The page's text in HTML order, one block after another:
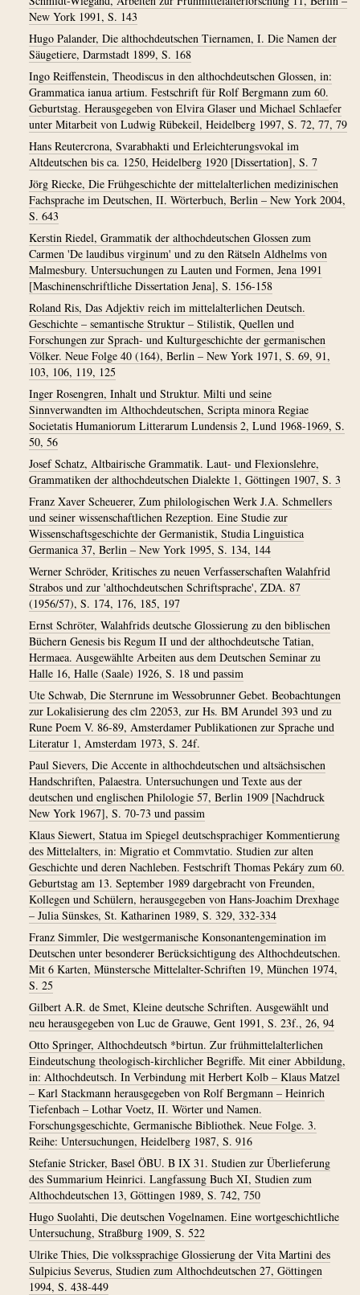
New York 1991, S. 143
Hugo Palander, Die althochdeutschen Tiernamen, I. Die Namen der
Säugetiere, Darmstadt 1899, S. 168
Ingo Reiffenstein, Theodiscus in den althochdeutschen Glossen, in:
Grammatica ianua artium. Festschrift für Rolf Bergmann zum 60.
Geburtstag. Herausgegeben von Elvira Glaser und Michael Schlaefer
unter Mitarbeit von Ludwig Rübekeil, Heidelberg 1997, S. 72, 77, 79
Hans Reutercrona, Svarabhakti und Erleichterungsvokal im
Altdeutschen bis ca. 1250, Heidelberg 1920 [Dissertation], S. 7
Jörg Riecke, Die Frühgeschichte der mittelalterlichen medizinischen
Fachsprache im Deutschen, II. Wörterbuch, Berlin – New York 2004,
S. 643
Kerstin Riedel, Grammatik der althochdeutschen Glossen zum
Carmen 'De laudibus virginum' und zu den Rätseln Aldhelms von
Malmesbury. Untersuchungen zu Lauten und Formen, Jena 1991
[Maschinenschriftliche Dissertation Jena], S. 156-158
Roland Ris, Das Adjektiv reich im mittelalterlichen Deutsch.
Geschichte – semantische Struktur – Stilistik, Quellen und
Forschungen zur Sprach- und Kulturgeschichte der germanischen
Völker. Neue Folge 40 (164), Berlin – New York 1971, S. 69, 91,
103, 106, 119, 125
Inger Rosengren, Inhalt und Struktur. Milti und seine
Sinnverwandten im Althochdeutschen, Scripta minora Regiae
Societatis Humaniorum Litterarum Lundensis 2, Lund 1968-1969, S.
50, 56
Josef Schatz, Altbairische Grammatik. Laut- und Flexionslehre,
Grammatiken der althochdeutschen Dialekte 1, Göttingen 1907, S. 3
Franz Xaver Scheuerer, Zum philologischen Werk J.A. Schmellers
und seiner wissenschaftlichen Rezeption. Eine Studie zur
Wissenschaftsgeschichte der Germanistik, Studia Linguistica
Germanica 37, Berlin – New York 1995, S. 134, 144
Werner Schröder, Kritisches zu neuen Verfasserschaften Walahfrid
Strabos und zur 'althochdeutschen Schriftsprache', ZDA. 87
(1956/57), S. 174, 176, 185, 197
Ernst Schröter, Walahfrids deutsche Glossierung zu den biblischen
Büchern Genesis bis Regum II und der althochdeutsche Tatian,
Hermaea. Ausgewählte Arbeiten aus dem Deutschen Seminar zu
Halle 16, Halle (Saale) 1926, S. 18 und passim
Ute Schwab, Die Sternrune im Wessobrunner Gebet. Beobachtungen
zur Lokalisierung des clm 22053, zur Hs. BM Arundel 393 und zu
Rune Poem V. 86-89, Amsterdamer Publikationen zur Sprache und
Literatur 1, Amsterdam 1973, S. 24f.
Paul Sievers, Die Accente in althochdeutschen und altsächsischen
Handschriften, Palaestra. Untersuchungen und Texte aus der
deutschen und englischen Philologie 57, Berlin 1909 [Nachdruck
New York 1967], S. 70-73 und passim
Klaus Siewert, Statua im Spiegel deutschsprachiger Kommentierung
des Mittelalters, in: Migratio et Commvtatio. Studien zur alten
Geschichte und deren Nachleben. Festschrift Thomas Pekáry zum 60.
Geburtstag am 13. September 1989 dargebracht von Freunden,
Kollegen und Schülern, herausgegeben von Hans-Joachim Drexhage
– Julia Sünskes, St. Katharinen 1989, S. 329, 332-334
Franz Simmler, Die westgermanische Konsonantengemination im
Deutschen unter besonderer Berücksichtigung des Althochdeutschen.
Mit 6 Karten, Münstersche Mittelalter-Schriften 19, München 1974,
S. 25
Gilbert A.R. de Smet, Kleine deutsche Schriften. Ausgewählt und
neu herausgegeben von Luc de Grauwe, Gent 1991, S. 23f., 26, 94
Otto Springer, Althochdeutsch *birtun. Zur frühmittelalterlichen
Eindeutschung theologisch-kirchlicher Begriffe. Mit einer Abbildung,
in: Althochdeutsch. In Verbindung mit Herbert Kolb – Klaus Matzel
– Karl Stackmann herausgegeben von Rolf Bergmann – Heinrich
Tiefenbach – Lothar Voetz, II. Wörter und Namen.
Forschungsgeschichte, Germanische Bibliothek. Neue Folge. 3.
Reihe: Untersuchungen, Heidelberg 1987, S. 916
Stefanie Stricker, Basel ÖBU. B IX 31. Studien zur Überlieferung
des Summarium Heinrici. Langfassung Buch XI, Studien zum
Althochdeutschen 13, Göttingen 1989, S. 742, 750
Hugo Suolahti, Die deutschen Vogelnamen. Eine wortgeschichtliche
Untersuchung, Straßburg 1909, S. 522
Ulrike Thies, Die volkssprachige Glossierung der Vita Martini des
Sulpicius Severus, Studien zum Althochdeutschen 27, Göttingen
1994, S. 438-449